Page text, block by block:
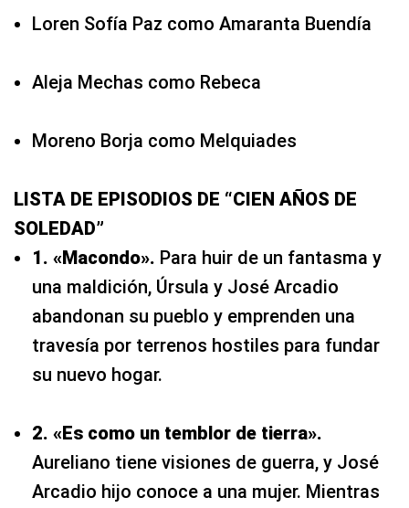
Loren Sofía Paz como Amaranta Buendía
Aleja Mechas como Rebeca
Moreno Borja como Melquiades
LISTA DE EPISODIOS DE “CIEN AÑOS DE
SOLEDAD”
1. «Macondo». Para huir de un fantasma y
una maldición, Úrsula y José Arcadio
abandonan su pueblo y emprenden una
travesía por terrenos hostiles para fundar
su nuevo hogar.
2. «Es como un temblor de tierra».
Aureliano tiene visiones de guerra, y José
Arcadio hijo conoce a una mujer. Mientras